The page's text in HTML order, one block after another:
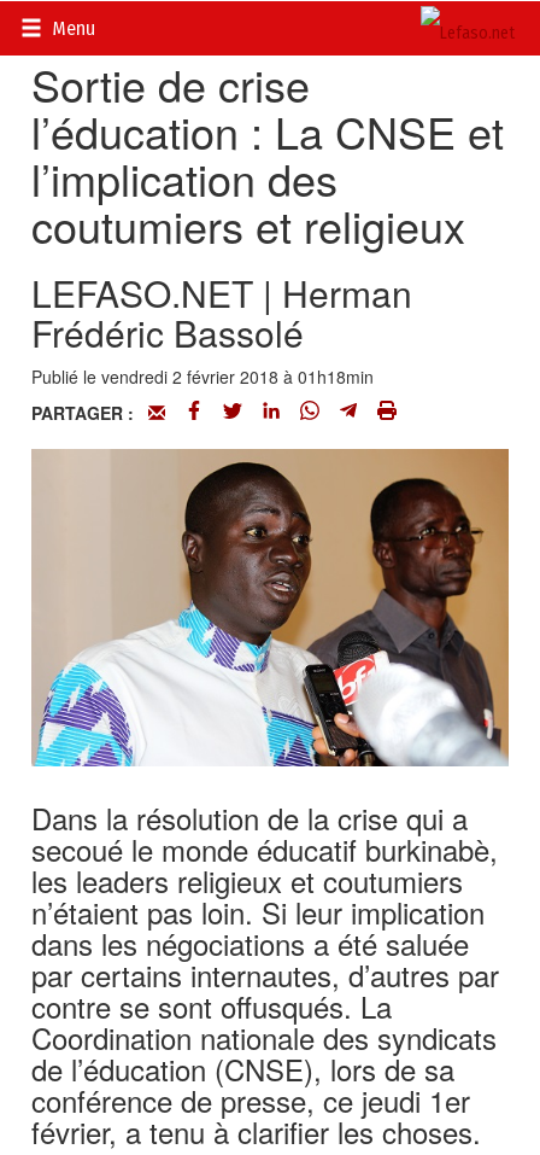
Menu
Accueil>
Sortie de crise
l’éducation : La CNSE et
l’implication des
coutumiers et religieux
LEFASO.NET | Herman
Frédéric Bassolé
Publié le vendredi 2 février 2018 à 01h18min
PARTAGER :
Dans la résolution de la crise qui a
secoué le monde éducatif burkinabè,
les leaders religieux et coutumiers
n’étaient pas loin. Si leur implication
dans les négociations a été saluée
par certains internautes, d’autres par
contre se sont offusqués. La
Coordination nationale des syndicats
de l’éducation (CNSE), lors de sa
conférence de presse, ce jeudi 1er
février, a tenu à clarifier les choses.